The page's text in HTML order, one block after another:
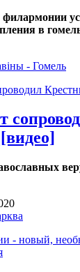
в
- Гомель